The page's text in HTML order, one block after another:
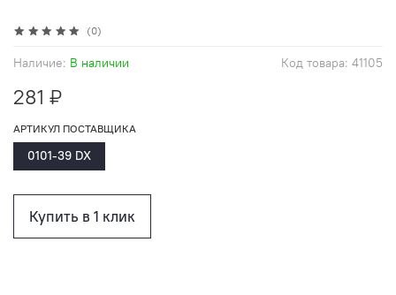
(0)
Код товара: 41105
Наличие: В наличии
281 ₽
Купить в 1 клик
АРТИКУЛ ПОСТАВЩИКА
0101-39 DX